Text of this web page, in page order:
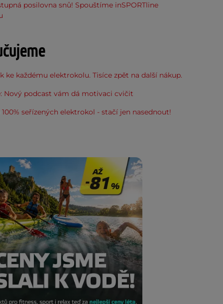
posilovna snů! Spouštíme inSPORTline
ke každému elektrokolu. Tisíce zpět na další nákup.
Nový podcast vám dá motivaci cvičit
100% seřízených elektrokol - stačí jen nasednout!